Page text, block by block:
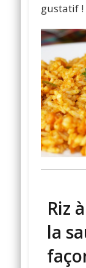
gustatif !
Riz
la